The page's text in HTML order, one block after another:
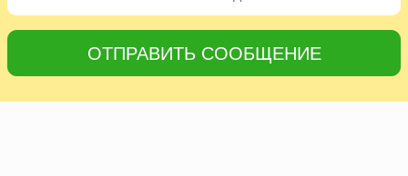
ОТПРАВИТЬ СООБЩЕНИЕ